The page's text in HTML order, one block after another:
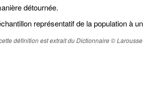
détournée.
représentatif de la population à
définition est extrait du Dictionnaire ©